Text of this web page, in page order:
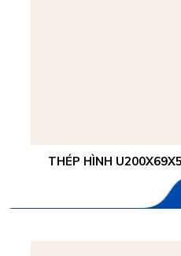
THÉP HÌNH